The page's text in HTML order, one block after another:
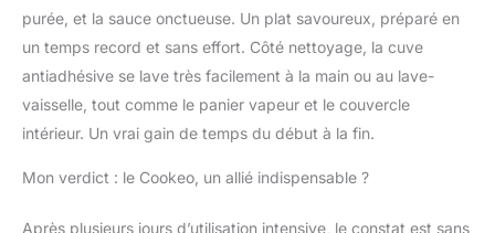
purée, et la sauce onctueuse. Un plat savoureux, préparé en
un temps record et sans effort. Côté nettoyage, la cuve
antiadhésive se lave très facilement à la main ou au lave-
vaisselle, tout comme le panier vapeur et le couvercle
intérieur. Un vrai gain de temps du début à la fin.
Mon verdict : le Cookeo, un allié indispensable ?
Après plusieurs jours d’utilisation intensive, le constat est sans